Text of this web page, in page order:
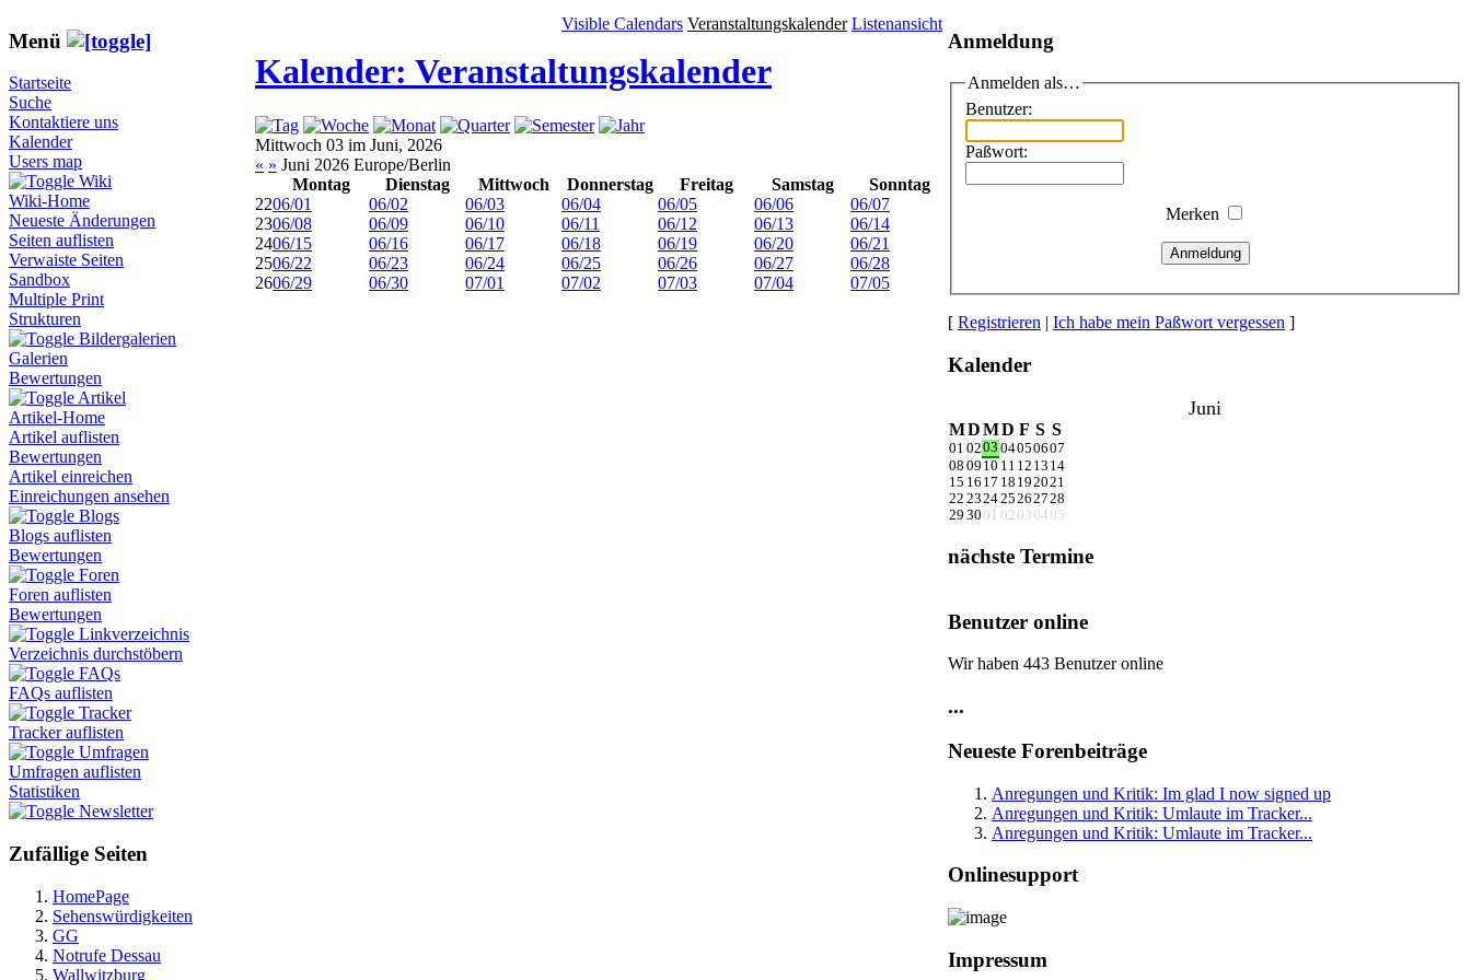
Menü
Startseite
Suche
Kontaktiere uns
Kalender
Users map
Wiki
Wiki-Home
Neueste Änderungen
Seiten auflisten
Verwaiste Seiten
Sandbox
Multiple Print
Strukturen
Bildergalerien
Galerien
Bewertungen
Artikel
Artikel-Home
Artikel auflisten
Bewertungen
Artikel einreichen
Einreichungen ansehen
Blogs
Blogs auflisten
Bewertungen
Foren
Foren auflisten
Bewertungen
Linkverzeichnis
Verzeichnis durchstöbern
FAQs
FAQs auflisten
Tracker
Tracker auflisten
Umfragen
Umfragen auflisten
Statistiken
Newsletter
Zufällige Seiten
HomePage
Sehenswürdigkeiten
GG
Notrufe Dessau
Wallwitzburg
Visible Calendars Veranstaltungskalender Listenansicht
Kalender: Veranstaltungskalender
Mittwoch 03 im Juni, 2026
« » Juni 2026 Europe/Berlin
Montag
Dienstag Mittwoch Donnerstag Freitag Samstag
Sonntag
2206/01 06/02 06/03 06/04 06/05 06/06
06/07
2306/08 06/09 06/10 06/11 06/12 06/13
06/14
2406/15 06/16 06/17 06/18 06/19 06/20
06/21
2506/22 06/23 06/24 06/25 06/26 06/27
06/28
2606/29 06/30 07/01 07/02 07/03 07/04 07/05
Anmeldung
Anmelden als…
Benutzer:
Paßwort:
Merken
Anmeldung
[ Registrieren | Ich habe mein Paßwort vergessen ]
Kalender
Juni
MDMD F S S
01 0203 04050607
08 09 10 11 12 13 14
15 16 17 18 192021
22 232425262728
29 30 01 02 03 04 05
nächste Termine
Benutzer online
Wir haben 443 Benutzer online
...
Neueste Forenbeiträge
Anregungen und Kritik: Im glad I now signed up
Anregungen und Kritik: Umlaute im Tracker...
Anregungen und Kritik: Umlaute im Tracker...
Onlinesupport
Impressum